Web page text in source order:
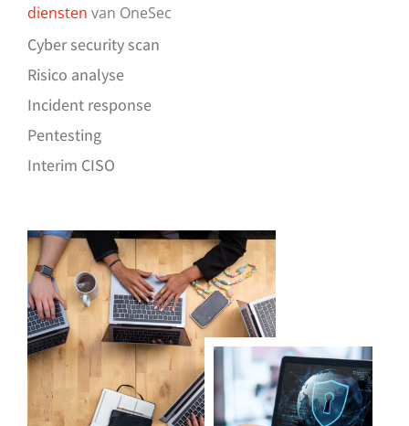
diensten van OneSec
Cyber security scan
Risico analyse
Incident response
Pentesting
Interim CISO